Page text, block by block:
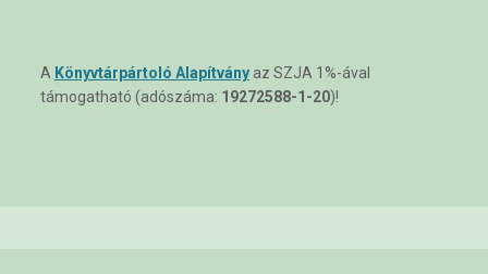
A Könyvtárpártoló Alapítványaz SZJA 1%-ával
támogatható (adószáma: 19272588-1-20)!